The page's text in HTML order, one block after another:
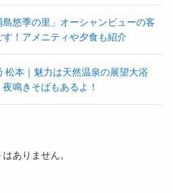
悠季の里」オーシャンビューの客
！アメニティや夕食も紹介
松本｜魅力は天然温泉の展望大浴
鳴きそばもあるよ！
ありません。